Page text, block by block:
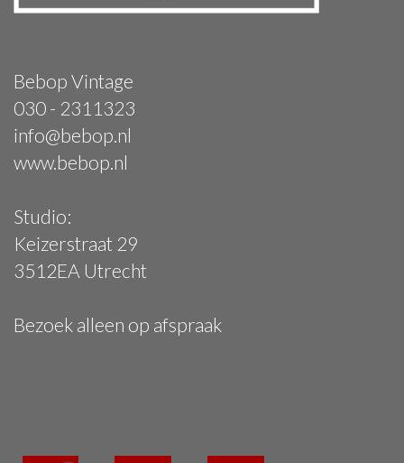
Bebop Vintage
030 - 2311323
info@bebop.nl
www.bebop.nl
Studio:
Keizerstraat 29
3512EA Utrecht
Bezoek alleen op afspraak